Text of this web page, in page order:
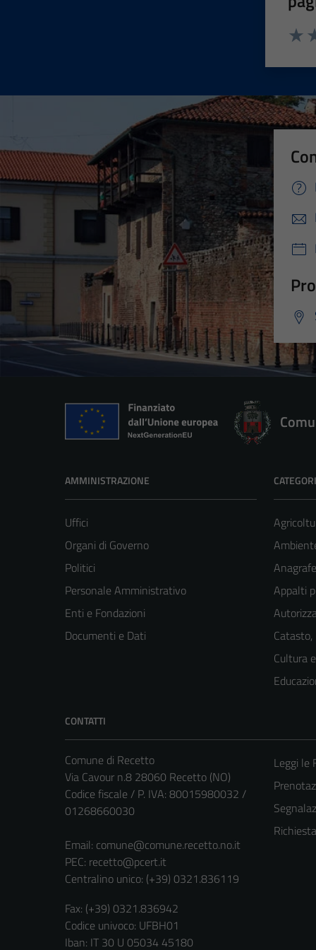
AMMINISTRAZIONE
Uffici
Organi di Governo
Politici
Personale Amministrativo
Enti e Fondazioni
Documenti e Dati
Appalti
Cultura
CONTATTI
Comune di Recetto
Via Cavour n.8 28060 Recetto (NO)
Codice fiscale / P. IVA: 80015980032 /
01268660030
Email: comune@comune.recetto.no.it
PEC: recetto@pcert.it
Centralino unico: (+39) 0321.836119
Fax: (+39) 0321.836942
Codice univoco: UFBH01
Iban: IT 30 U 05034 45180
Leggi le